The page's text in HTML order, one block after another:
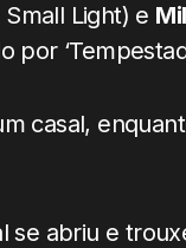
Light) e
por
casal,
se abriu e